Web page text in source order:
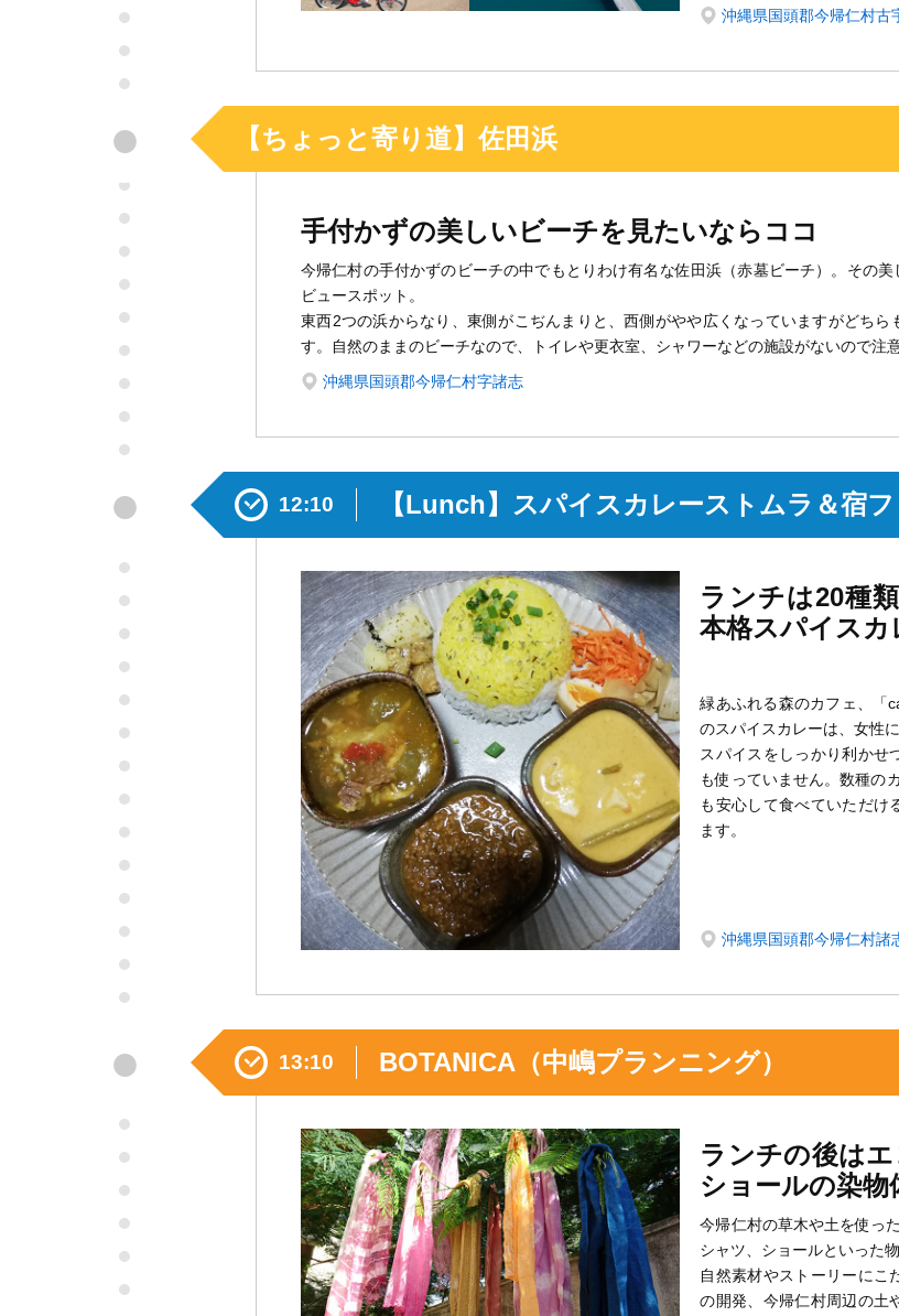
沖縄県国頭郡今帰仁村古
【ちょっと寄り道】佐田浜
手付かずの美しいビーチを見たいならココ
今帰仁村の手付かずのビーチの中でもとりわけ有名な佐田浜（赤墓ビーチ）。その
ビュースポット。
東西2つの浜からなり、東側がこぢんまりと、西側がやや広くなっていますがどち
す。自然のままのビーチなので、トイレや更衣室、シャワーなどの施設がないので注
沖縄県国頭郡今帰仁村字諸志
●
12:10 【Lunch】スパイスカレーストムラ＆宿
ランチは20種
本格スパイスカ
緑あふれる森のカフェ、「
のスパイスカレーは、女性
スパイスをしっかり利かせ
も使っていません。数種の
も安心して食べていただけ
ます。
沖縄県国頭郡今帰仁村諸
●
13:10 BOTANICA（中嶋プランニング）
ランチの後は
ショールの染物
今帰仁村の草木や土を使っ
シャツ、ショールといった
自然素材やストーリーにこ
の開発、今帰仁村周辺の土
●